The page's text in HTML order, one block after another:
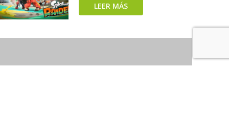
LEER MÁS